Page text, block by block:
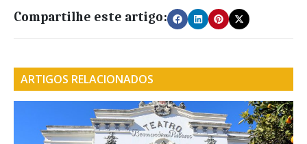
Compartilhe este artigo:
ARTIGOS RELACIONADOS